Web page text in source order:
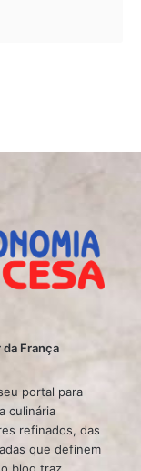
da França
portal para
culinária
refinados, das
que definem
blog traz